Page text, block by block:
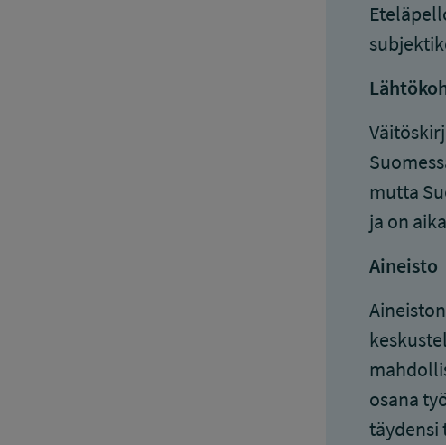
mutta
ja on
Aineisto
osana
täydensi